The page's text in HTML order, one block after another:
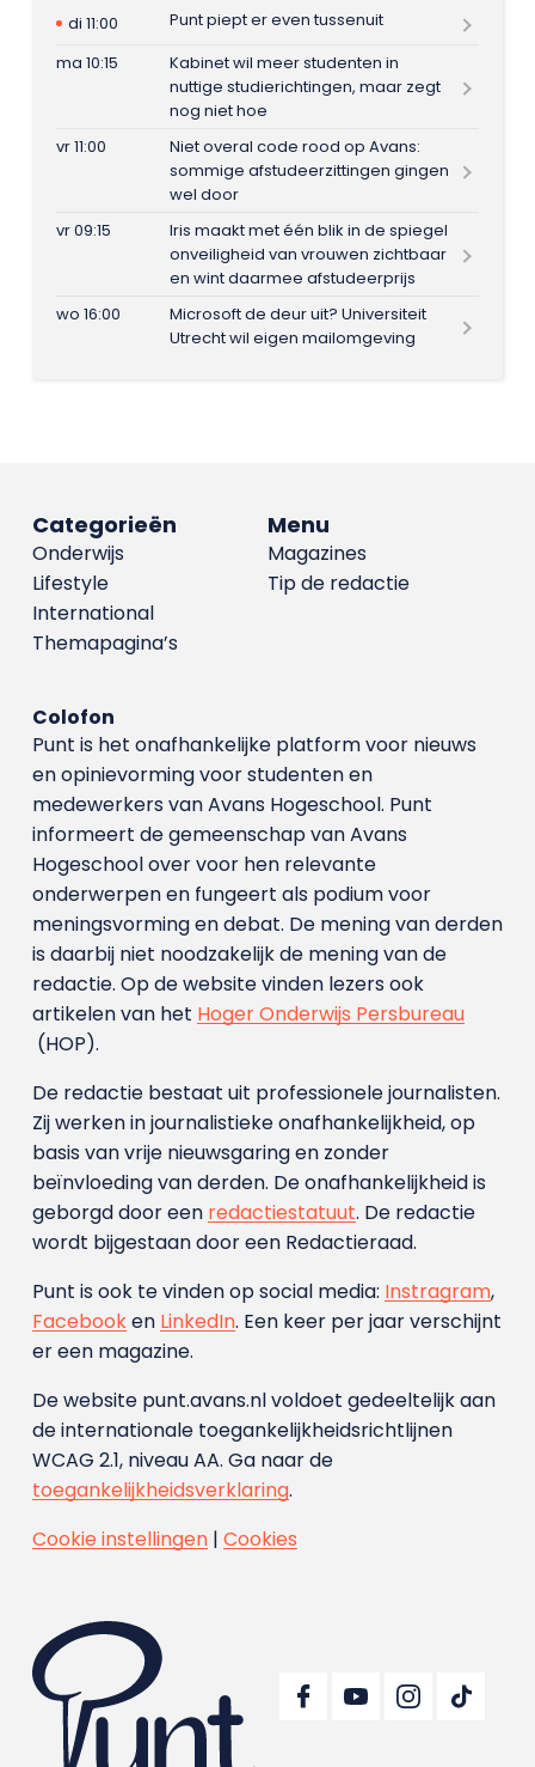
di 11:00
Punt piept er even tussenuit
ma 10:15
Kabinet wil meer studenten in
nuttige studierichtingen, maar zegt
nog niet hoe
vr 11:00
Niet overal code rood op Avans:
sommige afstudeerzittingen gingen
wel door
vr 09:15
Iris maakt met één blik in de spiegel
onveiligheid van vrouwen zichtbaar
en wint daarmee afstudeerprijs
wo 16:00
Microsoft de deur uit? Universiteit
Utrecht wil eigen mailomgeving
Menu
Magazines
Tip de redactie
Categorieën
Onderwijs
Lifestyle
International
Themapagina’s
Colofon
Punt is het onafhankelijke platform voor nieuws
en opinievorming voor studenten en
medewerkers van Avans Hoge­school. Punt
informeert de gemeenschap van Avans
Hogeschool over voor hen relevante
onderwerpen en fungeert als podium voor
meningsvorming en debat. De mening van derden
is daarbij niet noodzakelijk de mening van de
redactie. Op de website vinden lezers ook
artikelen van het Hoger Onderwijs Persbureau
(HOP).
De redactie bestaat uit professionele journalisten.
Zij werken in journalistieke onafhankelijkheid, op
basis van vrije nieuwsgaring en zonder
beïnvloeding van derden. De onafhankelijkheid is
geborgd door een redactiestatuut. De redactie
wordt bijgestaan door een Redactieraad.
Punt is ook te vinden op social media: Instragram,
Facebooken LinkedIn. Een keer per jaar verschijnt
er een magazine.
De website punt.avans.nl voldoet gedeeltelijk aan
de internationale toegankelijkheidsrichtlijnen
WCAG 2.1, niveau AA. Ga naar de
toegankelijkheidsverklaring.
Cookie instellingen| Cookies